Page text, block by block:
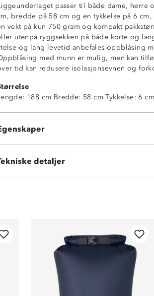
passer til både dame, herre
bredde på 58 cm og en tykkelse på 6
vekt på kun 750 gram og kompakt
utenpå ryggsekken på både korte og
og lang levetid anbefales oppblåsing
med munn er mulig, men kan
tid kan redusere isolasjonsevnen og
188 cm Bredde: 58 cm Tykkelse: 6
Sommerliggeunderlag
Hexagon-formede luftlommer
Pumpepose/pumpe er ikke inkludert
detaljer
Vekt: 750 gram